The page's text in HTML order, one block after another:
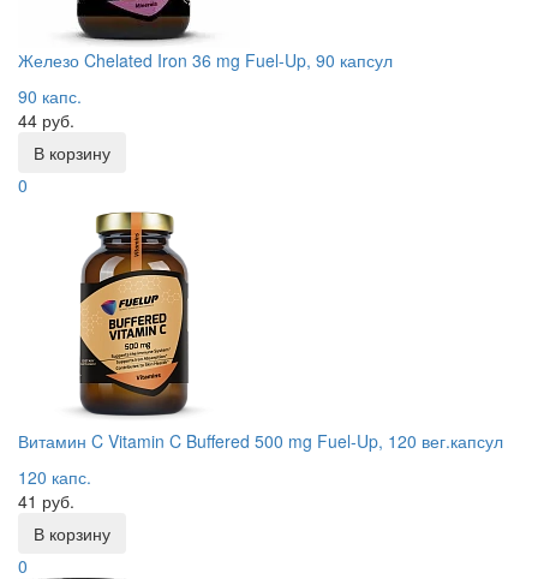
Железо Chelated Iron 36 mg Fuel-Up, 90 капсул
90 капс.
44 руб.
В корзину
0
Витамин C Vitamin C Buffered 500 mg Fuel-Up, 120 вег.капсул
120 капс.
41 руб.
В корзину
0